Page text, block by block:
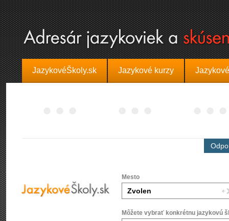
JazykovéŠkoly.sk Jazykové kurzy
Mesto
Môžete vybrať konkrétnu jazykovú